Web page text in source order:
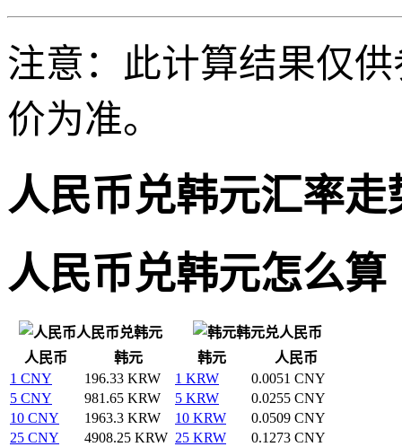
注意：此计算结果仅
价为准。
人民币兑韩元汇率走
人民币兑韩元怎么算
人民币兑韩元
韩元兑人民币
人民币
韩元 韩元
人民币
1 CNY
196.33 KRW 1 KRW
0.0051 CNY
5 CNY
981.65 KRW 5 KRW
0.0255 CNY
10 CNY
1963.3 KRW 10 KRW
0.0509 CNY
25 CNY
4908.25 KRW 25 KRW
0.1273 CNY